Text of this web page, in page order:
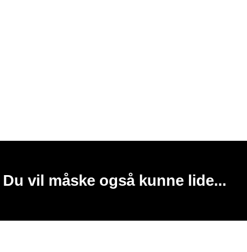
Du vil måske også kunne lide...